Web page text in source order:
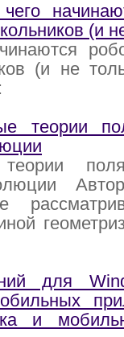
(и
(и не
теории
для
и